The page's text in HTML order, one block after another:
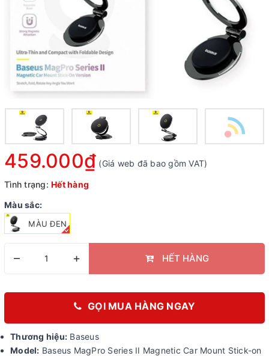
459.000₫ (Giá web đã bao gồm VAT)
Tình trạng: Hết hàng
Màu sắc:
MÀU ĐEN
– + HẾT HÀNG
GỌI MUA HÀNG NGAY
Thương hiệu: Baseus
Model: Baseus MagPro Series II Magnetic Car Mount Stick-on